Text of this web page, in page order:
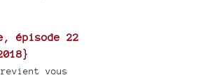
épisode 22
vous